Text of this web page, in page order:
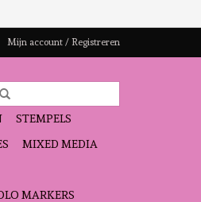
Mijn account / Registreren
STEMPELS
MIXED MEDIA
MARKERS